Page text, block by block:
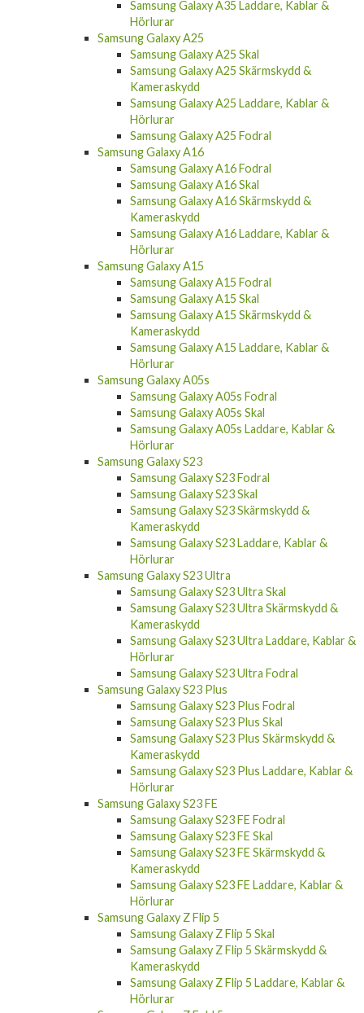
Samsung Galaxy A35 Fodral
Samsung Galaxy A35 Skal
Samsung Galaxy A35 Skärmskydd &
Kameraskydd
Samsung Galaxy A35 Laddare, Kablar &
Hörlurar
Samsung Galaxy A25
Samsung Galaxy A25 Skal
Samsung Galaxy A25 Skärmskydd &
Kameraskydd
Samsung Galaxy A25 Laddare, Kablar &
Hörlurar
Samsung Galaxy A25 Fodral
Samsung Galaxy A16
Samsung Galaxy A16 Fodral
Samsung Galaxy A16 Skal
Samsung Galaxy A16 Skärmskydd &
Kameraskydd
Samsung Galaxy A16 Laddare, Kablar &
Hörlurar
Samsung Galaxy A15
Samsung Galaxy A15 Fodral
Samsung Galaxy A15 Skal
Samsung Galaxy A15 Skärmskydd &
Kameraskydd
Samsung Galaxy A15 Laddare, Kablar &
Hörlurar
Samsung Galaxy A05s
Samsung Galaxy A05s Fodral
Samsung Galaxy A05s Skal
Samsung Galaxy A05s Laddare, Kablar &
Hörlurar
Samsung Galaxy S23
Samsung Galaxy S23 Fodral
Samsung Galaxy S23 Skal
Samsung Galaxy S23 Skärmskydd &
Kameraskydd
Samsung Galaxy S23 Laddare, Kablar &
Hörlurar
Samsung Galaxy S23 Ultra
Samsung Galaxy S23 Ultra Skal
Samsung Galaxy S23 Ultra Skärmskydd &
Kameraskydd
Samsung Galaxy S23 Ultra Laddare, Kablar &
Hörlurar
Samsung Galaxy S23 Ultra Fodral
Samsung Galaxy S23 Plus
Samsung Galaxy S23 Plus Fodral
Samsung Galaxy S23 Plus Skal
Samsung Galaxy S23 Plus Skärmskydd &
Kameraskydd
Samsung Galaxy S23 Plus Laddare, Kablar &
Hörlurar
Samsung Galaxy S23 FE
Samsung Galaxy S23 FE Fodral
Samsung Galaxy S23 FE Skal
Samsung Galaxy S23 FE Skärmskydd &
Kameraskydd
Samsung Galaxy S23 FE Laddare, Kablar &
Hörlurar
Samsung Galaxy Z Flip 5
Samsung Galaxy Z Flip 5 Skal